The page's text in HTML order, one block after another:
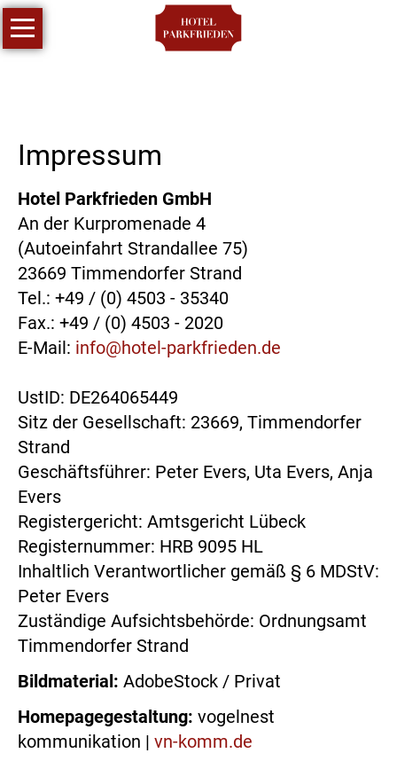
Navigation
Hotel
Anfrage
Kontakt
Impressum
Hotel Parkfrieden GmbH
An der Kurpromenade 4
(Autoeinfahrt Strandallee 75)
23669 Timmendorfer Strand
Tel.: +49 / (0) 4503 - 35340
Fax.: +49 / (0) 4503 - 2020
E-Mail: info@hotel-parkfrieden.de
UstID: DE264065449
Sitz der Gesellschaft: 23669, Timmendorfer
Strand
Geschäftsführer: Peter Evers, Uta Evers, Anja
Evers
Registergericht: Amtsgericht Lübeck
Registernummer: HRB 9095 HL
Inhaltlich Verantwortlicher gemäß § 6 MDStV:
Peter Evers
Zuständige Aufsichtsbehörde: Ordnungsamt
Timmendorfer Strand
Bildmaterial: AdobeStock / Privat
Homepagegestaltung: vogelnest
kommunikation | vn-komm.de